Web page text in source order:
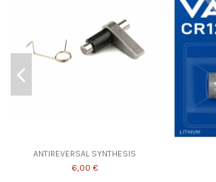
ANTIREVERSAL SYNTHESIS
6,00 €